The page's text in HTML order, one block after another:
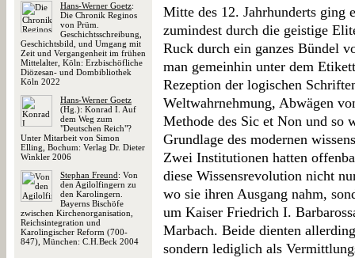
Hans-Werner Goetz:
Die Chronik Reginos
von Prüm.
Geschichtsschreibung,
Geschichtsbild, und Umgang mit
Zeit und Vergangenheit im frühen
Mittelalter, Köln: Erzbischöfliche
Diözesan- und Dombibliothek
Köln 2022
Hans-Werner Goetz
(Hg.): Konrad I. Auf
dem Weg zum
"Deutschen Reich"?
Unter Mitarbeit von Simon
Elling, Bochum: Verlag Dr. Dieter
Winkler 2006
Stephan Freund: Von
den Agilolfingern zu
den Karolingern.
Bayerns Bischöfe
zwischen Kirchenorganisation,
Reichsintegration und
Karolingischer Reform (700-
847), München: C.H.Beck 2004
Mitte des 12. Jahrhunderts ging
zumindest durch die geistige
Ruck durch ein ganzes Bündel
man gemeinhin unter dem
Rezeption der logischen
Weltwahrnehmung, Abwägen
Methode des Sic et Non und so
Grundlage des modernen
Zwei Institutionen hatten
diese Wissensrevolution nicht
wo sie ihren Ausgang nahm,
um Kaiser Friedrich I.
Marbach. Beide dienten
sondern lediglich als